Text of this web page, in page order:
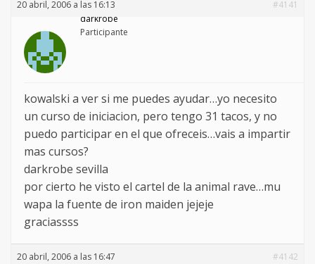
20 abril, 2006 a las 16:13
#4141
darkrobe
Participante
kowalski a ver si me puedes ayudar…yo necesito
un curso de iniciacion, pero tengo 31 tacos, y no
puedo participar en el que ofreceis…vais a impartir
mas cursos?
darkrobe sevilla
por cierto he visto el cartel de la animal rave…mu
wapa la fuente de iron maiden jejeje
graciassss
20 abril, 2006 a las 16:47
#4142